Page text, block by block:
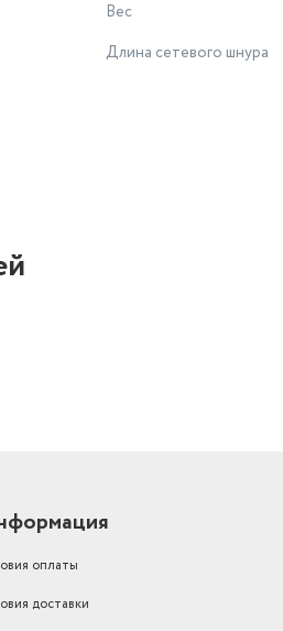
Вес
Длина сетевого шнура
оплаты
доставки